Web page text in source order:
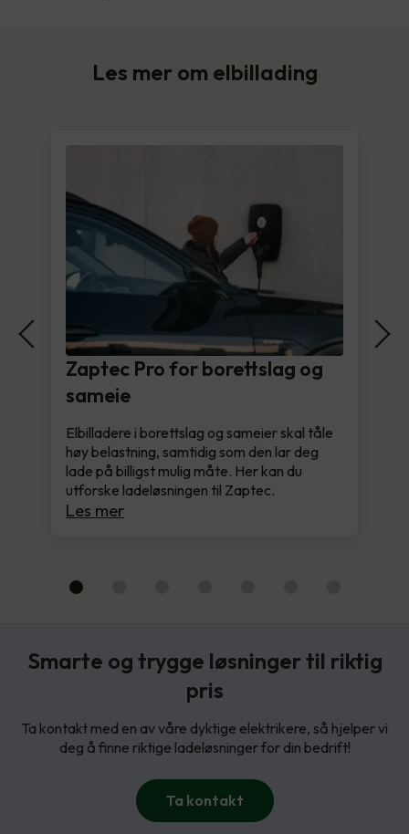
Les mer om elbillading
Zaptec Pro for borettslag og
sameie
Elbilladere i borettslag og sameier skal tåle
høy belastning, samtidig som den lar deg
lade på billigst mulig måte. Her kan du
utforske ladeløsningen til Zaptec.
Les mer
Smarte og trygge løsninger til riktig
pris
Ta kontakt med en av våre dyktige elektrikere, så hjelper vi
deg å finne riktige ladeløsninger for din bedrift!
Ta kontakt